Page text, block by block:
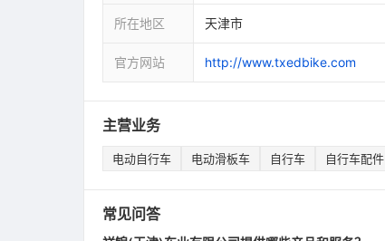
所在地区 天津市
官方网站 http://www.txedbike.com
主营业务
电动自行车 电动滑板车 自行车 自行车配件
常见问答